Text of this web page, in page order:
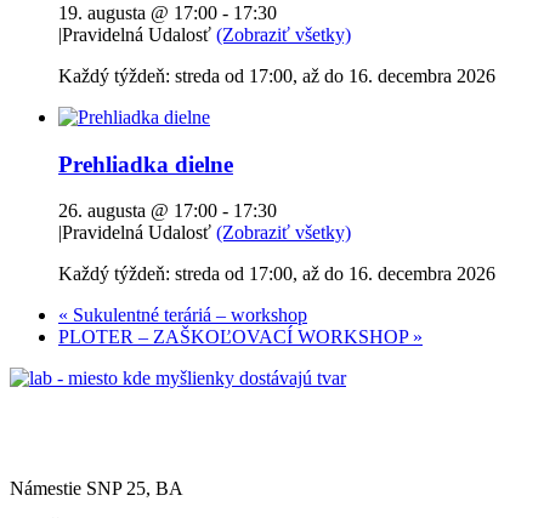
19. augusta @ 17:00 - 17:30
|Pravidelná Udalosť (Zobraziť všetky)
Každý týždeň: streda od 17:00, až do 16. decembra 2026
Prehliadka dielne
26. augusta @ 17:00 - 17:30
|Pravidelná Udalosť (Zobraziť všetky)
Každý týždeň: streda od 17:00, až do 16. decembra 2026
« Sukulentné teráriá – workshop
PLOTER – ZAŠKOĽOVACÍ WORKSHOP »
Námestie SNP 25, BA